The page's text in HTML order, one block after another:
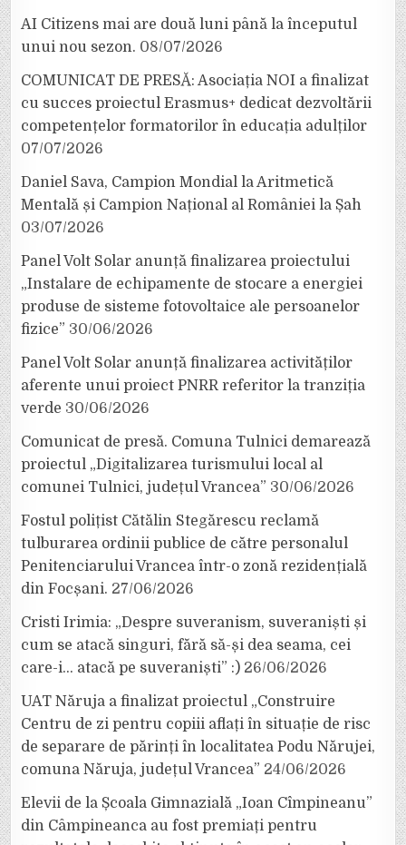
AI Citizens mai are două luni până la începutul
unui nou sezon. 08/07/2026
COMUNICAT DE PRESĂ: Asociația NOI a finalizat
cu succes proiectul Erasmus+ dedicat dezvoltării
competențelor formatorilor în educația adulților
07/07/2026
Daniel Sava, Campion Mondial la Aritmetică
Mentală și Campion Național al României la Șah
03/07/2026
Panel Volt Solar anunță finalizarea proiectului
„Instalare de echipamente de stocare a energiei
produse de sisteme fotovoltaice ale persoanelor
fizice” 30/06/2026
Panel Volt Solar anunță finalizarea activităților
aferente unui proiect PNRR referitor la tranziția
verde 30/06/2026
Comunicat de presă. Comuna Tulnici demarează
proiectul „Digitalizarea turismului local al
comunei Tulnici, județul Vrancea” 30/06/2026
Fostul polițist Cătălin Stegărescu reclamă
tulburarea ordinii publice de către personalul
Penitenciarului Vrancea într-o zonă rezidențială
din Focșani. 27/06/2026
Cristi Irimia: „Despre suveranism, suveraniști și
cum se atacă singuri, fără să-și dea seama, cei
care-i… atacă pe suveraniști” :) 26/06/2026
UAT Năruja a finalizat proiectul „Construire
Centru de zi pentru copiii aflați în situație de risc
de separare de părinți în localitatea Podu Nărujei,
comuna Năruja, județul Vrancea” 24/06/2026
Elevii de la Școala Gimnazială „Ioan Cîmpineanu”
din Câmpineanca au fost premiați pentru